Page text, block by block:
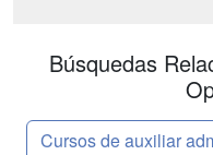
en un
Búsquedas
Cursos de auxiliar